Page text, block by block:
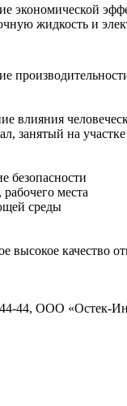
экономической
жидкость и
влияния
занятый на
безопасности
рабочего места
среды
высокое качество
44, ООО «Остек-